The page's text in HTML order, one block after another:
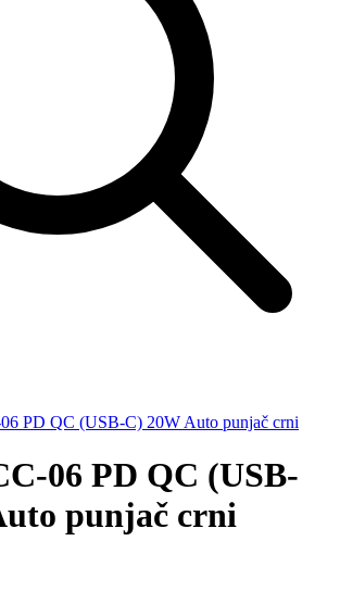
PD QC (USB-C) 20W Auto punjač crni
06 PD QC (USB-
punjač crni